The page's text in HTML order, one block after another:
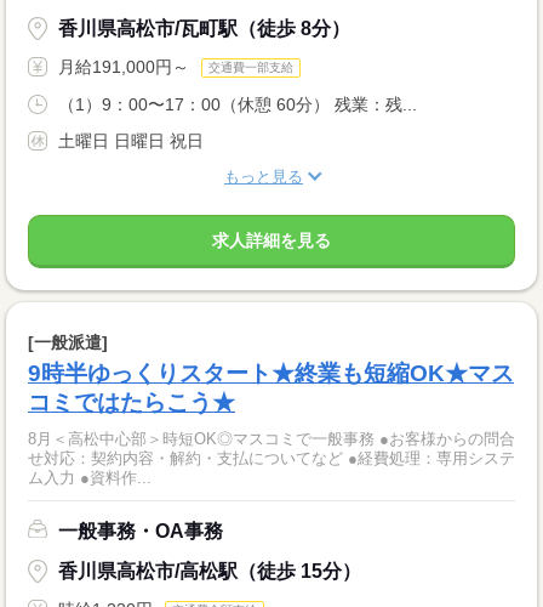
香川県高松市/瓦町駅（徒歩 8分）
月給191,000円～ 交通費一部支給
（1）9：00〜17：00（休憩 60分） 残業：残...
土曜日 日曜日 祝日
もっと見る
求人詳細を見る
[一般派遣]
9時半ゆっくりスタート★終業も短縮OK★マス
コミではたらこう★
8月＜高松中心部＞時短OK◎マスコミで一般事務 ●お客様からの問合
せ対応：契約内容・解約・支払についてなど ●経費処理：専用システ
ム入力 ●資料作...
一般事務・OA事務
香川県高松市/高松駅（徒歩 15分）